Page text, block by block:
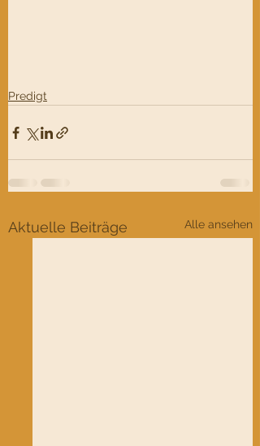
Predigt
Aktuelle Beiträge Alle ansehen